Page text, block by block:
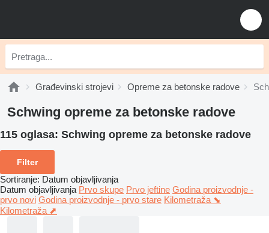
Građevinski strojevi Opreme za betonske radove
Schwing opreme za betonske radove
115 oglasa: Schwing opreme za betonske radove
Filter
Sortiranje: Datum objavljivanja
Datum objavljivanja Prvo skupe Prvo jeftine Godina proizvodnje -
prvo novi Godina proizvodnje - prvo stare Kilometraža ⬊
Kilometraža ⬈